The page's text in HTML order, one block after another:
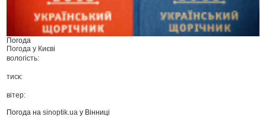
Погода
Погода у Києві
вологість:
тиск:
вітер:
Погода наsinoptik.ua у Вінниці